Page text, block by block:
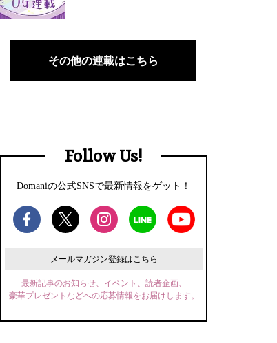
その他の連載はこちら
Follow Us!
Domaniの公式SNSで最新情報をゲット！
メールマガジン登録はこちら
最新記事のお知らせ、イベント、読者企画、
豪華プレゼントなどへの応募情報をお届けします。